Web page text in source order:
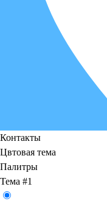
Контакты
Цвтовая тема
Палитры
Тема #1